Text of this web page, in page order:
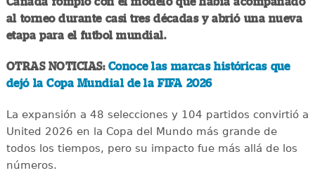
al torneo durante casi tres décadas y abrió una nueva
etapa para el futbol mundial.
OTRAS NOTICIAS: Conoce las marcas históricas que
dejó la Copa Mundial de la FIFA 2026
La expansión a 48 selecciones y 104 partidos convirtió a
United 2026 en la Copa del Mundo más grande de
todos los tiempos, pero su impacto fue más allá de los
números.